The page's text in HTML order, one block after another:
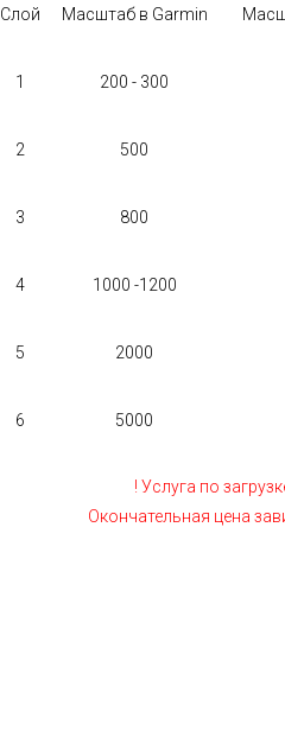
Слой Масштаб в Garmin
1 200 - 300
2 500
3 800
4 1000 -1200
5 2000
6 5000
! Услуга по
Окончательная цена